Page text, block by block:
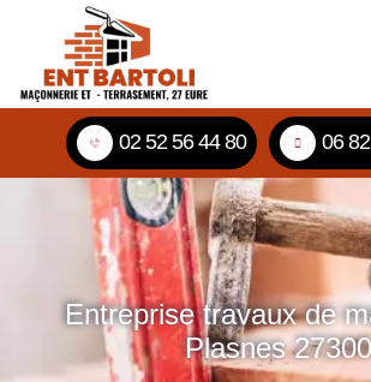
02 52 56 44 80 06
Entreprise travaux de
Plasnes 27300